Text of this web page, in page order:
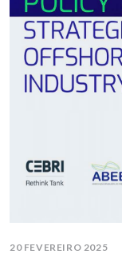
20 FEVEREIRO 2025